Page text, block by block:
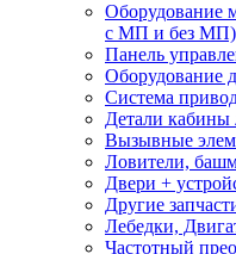
Оборудование
с МП и без МП)
Панель
Оборудование
Система
Детали кабины
Вызывные
Ловители,
Двери +
Другие
Лебедки,
Частотный